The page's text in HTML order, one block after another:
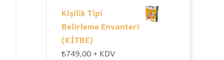
Kişilik Tipi
Belirleme Envanteri
(KİTBE)
₺749,00 + KDV